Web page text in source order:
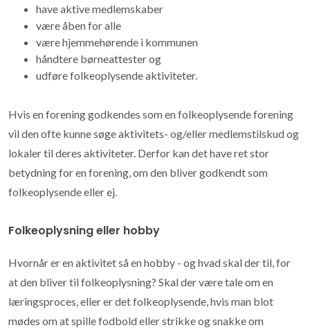
have aktive medlemskaber
være åben for alle
være hjemmehørende i kommunen
håndtere børneattester og
udføre folkeoplysende aktiviteter.
Hvis en forening godkendes som en folkeoplysende forening
vil den ofte kunne søge aktivitets- og/eller medlemstilskud og
lokaler til deres aktiviteter. Derfor kan det have ret stor
betydning for en forening, om den bliver godkendt som
folkeoplysende eller ej.
Folkeoplysning eller hobby
Hvornår er en aktivitet så en hobby - og hvad skal der til, for
at den bliver til folkeoplysning? Skal der være tale om en
læringsproces, eller er det folkeoplysende, hvis man blot
mødes om at spille fodbold eller strikke og snakke om